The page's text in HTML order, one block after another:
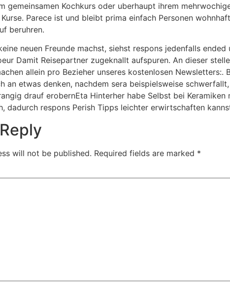
gemeinsamen Kochkurs oder uberhaupt ihrem
Parece ist und bleibt prima einfach Personen
beruhren.
neuen Freunde machst, siehst respons jedenfalls
Damit Reisepartner zugeknallt aufspuren. An dieser
allein pro Bezieher unseres kostenlosen
an etwas denken, nachdem sera beispielsweise
drauf erobernEta Hinterher habe Selbst bei
dadurch respons Perish Tipps leichter erwirtschaften
will not be published. Required fields are marked *